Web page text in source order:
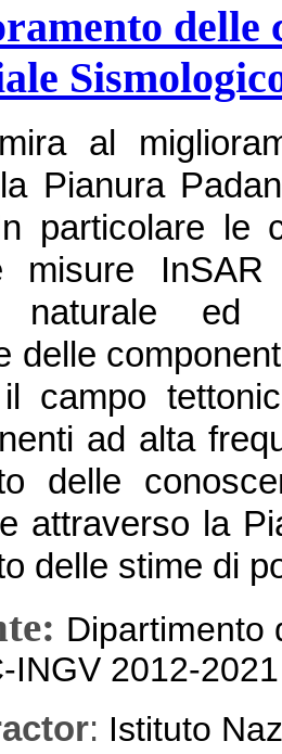
delle
al
Pianura
particolare le
misure
naturale ed
delle
campo
ad alta
delle
attraverso la
delle stime di
Dipartimento
INGV 2012-2021
: Istituto